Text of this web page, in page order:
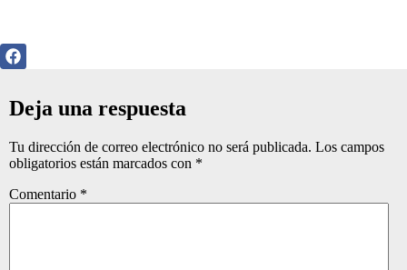
Deja una respuesta
Tu dirección de correo electrónico no será publicada. Los campos
obligatorios están marcados con *
Comentario *